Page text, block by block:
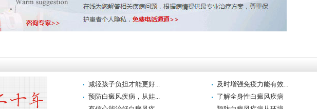
减轻孩子负担才能更好...
及时增强免疫力能有效...
预防白癜风疾病，从娃...
了解全身性白癜风疾病